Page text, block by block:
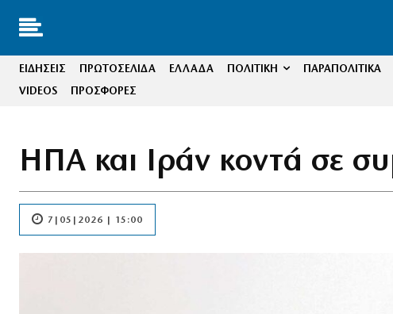
ΕΙΔΗΣΕΙΣ ΠΡΩΤΟΣΕΛΙΔΑ ΕΛΛΑΔΑ ΠΟΛΙΤΙΚΗ ΠΑΡΑΠΟΛΙΤΙΚΑ
VIDEOS
ΠΡΟΣΦΟΡΕΣ
ΗΠΑ και Ιράν κοντά σε
7|05|2026 | 15:00